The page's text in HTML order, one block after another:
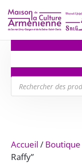
Recherche
de
produits
Accueil / Boutique
Raffy”